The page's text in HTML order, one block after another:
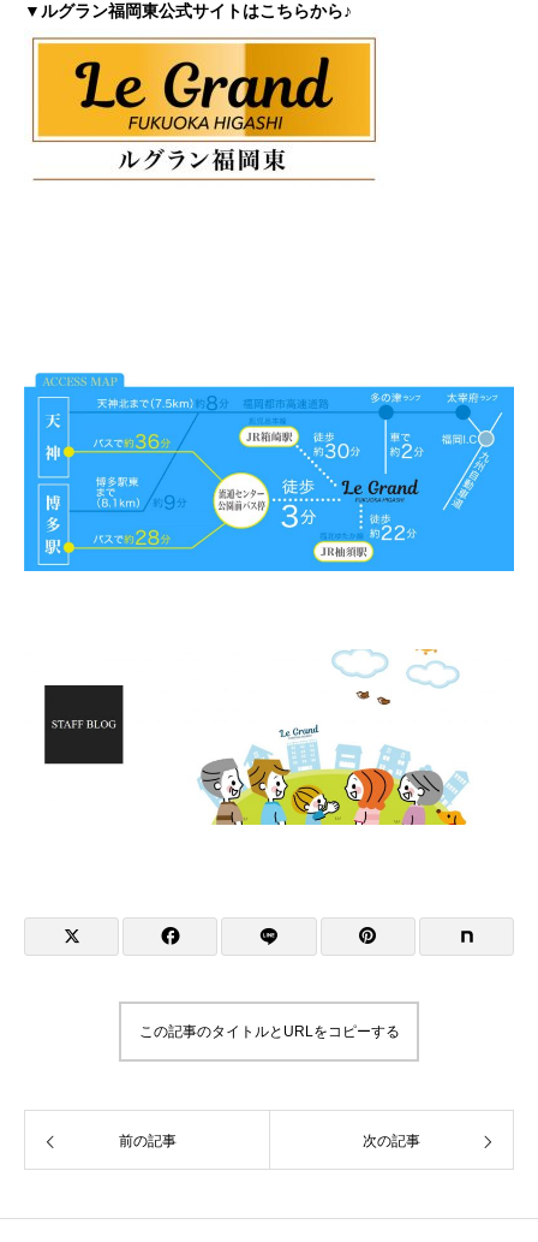
▼ルグラン福岡東公式サイトはこちらから♪
この記事のタイトルとURLをコピーする
前の記事 次の記事